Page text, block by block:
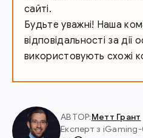
сайті.
Будьте уважні! Наша
відповідальності за дії
використовують схожі
АВТОР:Метт Грант
Експерт з iGaming-